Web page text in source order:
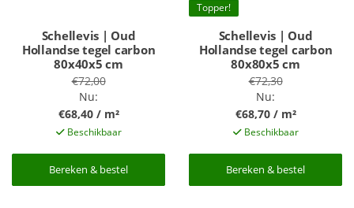
Schellevis | Oud
Hollandse tegel carbon
80x40x5 cm
€72,00
Nu:
€68,40 / m²
Beschikbaar
Bereken & bestel
Bereken & bestel
Topper!
Schellevis | Oud
Hollandse tegel carbon
80x80x5 cm
€72,30
Nu:
€68,70 / m²
Beschikbaar
Bereken & bestel
Bereken & bestel